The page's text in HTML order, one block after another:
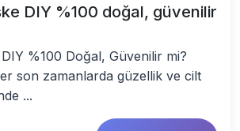
DIY %100 doğal, güvenilir
%100 Doğal, Güvenilir mi?
son zamanlarda güzellik ve cilt
...